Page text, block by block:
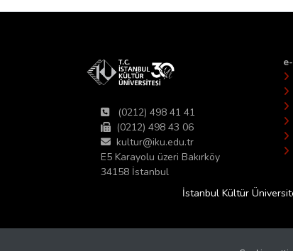
(0212) 498 41 41
(0212) 498 43 06
kultur@iku.edu.tr
E5 Karayolu üzeri Bakırköy
34158 İstanbul
İstanbul Kültür